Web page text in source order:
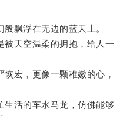
飘浮在无边的蓝天上。
天空温柔的拥抱，给人一
宏，更像一颗稚嫩的心，
活的车水马龙，仿佛能够